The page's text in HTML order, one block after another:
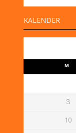
KALENDER
M
3
10